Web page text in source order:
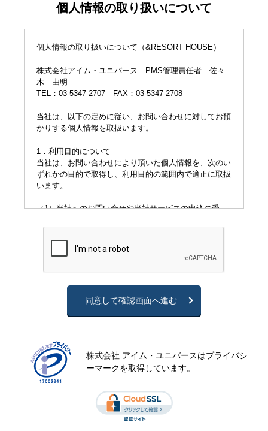
個人情報の取り扱いについて
個人情報の取り扱いについて（&RESORT HOUSE）
株式会社アイム・ユニバース PMS管理責任者 佐々
木 由明
TEL：03-5347-2707 FAX：03-5347-2708
当社は、以下の定めに従い、お問い合わせに対してお預
かりする個人情報を取扱います。
1．利用目的について
当社は、お問い合わせにより頂いた個人情報を、次のい
ずれかの目的で取得し、利用目的の範囲内で適正に取扱
います。
（1）当社へのお問い合せや当社サービスの申込の受
（2）不動産に関するご相談の受付、ご希望に応じた物
件のご紹介等のため
（3）当社又はサービスに関するお問い合わせをいただ
2．クッキー（Cookie）の使用について
小さなデータを書き込み保存させる仕組みです。データ
には最後にサイトに訪れた日時、そのサイトの訪問回
数、識別情報などが記録され、お客様ごとにカスタマイ
ズされたウェブサービスを提供するために使われていま
す。ただし、お客様自身がクッキーを使用したウェブサ
イト上で個人情報を入力しない限り、特定の個人を識別
することはできません。また、お客様が使用しているブ
同意して確認画面へ進む
株式会社 アイム・ユニバースはプライバシ
ーマークを取得しています。